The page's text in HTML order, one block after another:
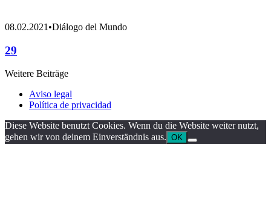
08.02.2021 •Diálogo del Mundo
29
Weitere Beiträge
Aviso legal
Política de privacidad
Diese Website benutzt Cookies. Wenn du die Website weiter nutzt,
gehen wir von deinem Einverständnis aus. OK